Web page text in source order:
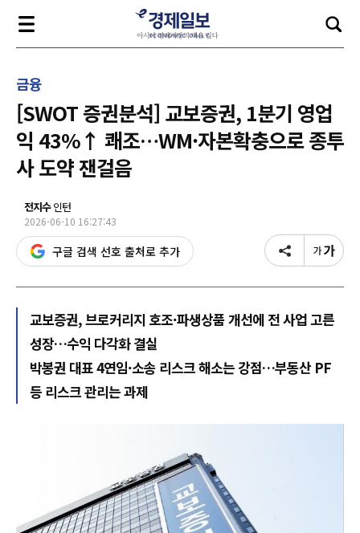
금융
[SWOT 증권분석] 교보증권, 1분기 영업
익 43%↑ 쾌조…WM·자본확충으로 종투
사 도약 잰걸음
전지수인턴
2026-06-10 16:27:43
구글 검색 선호 출처로 추가
교보증권, 브로커리지 호조·파생상품 개선에 전 사업 고른
성장…수익 다각화 결실
박봉권 대표 4연임·소송 리스크 해소는 강점…부동산 PF
등 리스크 관리는 과제